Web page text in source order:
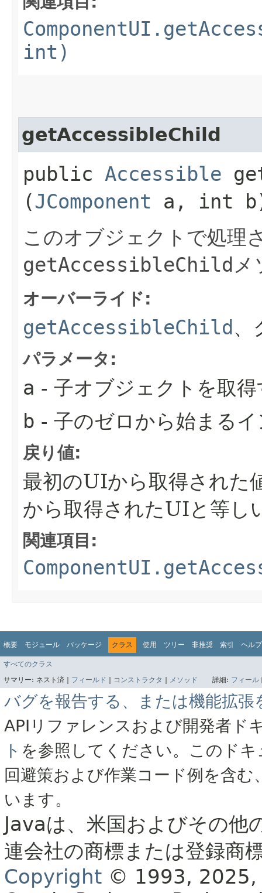
int)
getAccessibleChild
public Accessible
(JComponent a, int
このオブジェクトで処理
getAccessibleChild メ
オーバーライド:
getAccessibleChild、
パラメータ:
a - 子オブジェクトを取
b - 子のゼロから始まる
戻り値:
最初のUIから取得された
から取得されたUIと等し
関連項目:
概要 モジュール パッケージ クラス 使用 ツリー 非推奨 索引 ヘルプ
すべてのクラス
サマリー: ネスト済 | フィールド コンストラクタ メソッド 詳細: フィール
バグを報告する、または機能拡張
APIリファレンスおよび開発者ド
ト を参照してください。このド
回避策および作業コード例を含
います。
Javaは、米国およびその
連会社の商標または登録商
Copyright © 1993, 2025,